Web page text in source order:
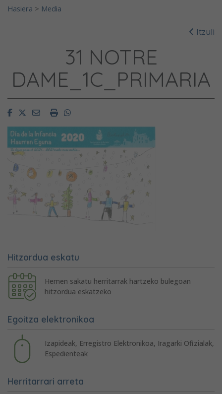
Hasiera > Media
Itzuli
31 NOTRE
DAME_1C_PRIMARIA
FacebookTwitterEmailImprimirWhatsapp
Hitzordua eskatu
Hemen sakatu herritarrak hartzeko bulegoan
hitzordua eskatzeko
Egoitza elektronikoa
Izapideak, Erregistro Elektronikoa, Iragarki Ofizialak,
Espedienteak
Herritarrari arreta